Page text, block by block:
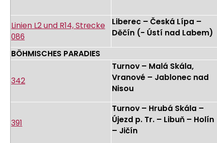
Linien L2 und R14, Strecke
086
Liberec – Česká Lípa –
Děčín (- Ústí nad Labem)
BÖHMISCHES PARADIES
342
Turnov – Malá Skála,
Vranové – Jablonec nad
Nisou
391
Turnov – Hrubá Skála –
Újezd p. Tr. – Libuň – Holín
– Jičín